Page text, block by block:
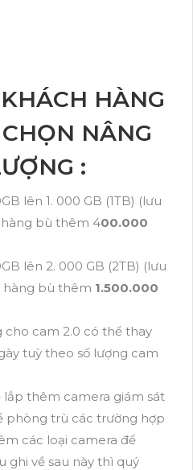
HÀNG
NÂNG
:
lên 1. 000 GB (1TB) (lưu
hàng bù thêm 400.000
lên 2. 000 GB (2TB) (lưu
hàng bù thêm 1.500.000
cho cam 2.0 có thể thay
tuỳ theo số lượng cam
lắp thêm camera giám sát
phòng trù các trường hợp
các loại camera để
ghi về sau này thì quý